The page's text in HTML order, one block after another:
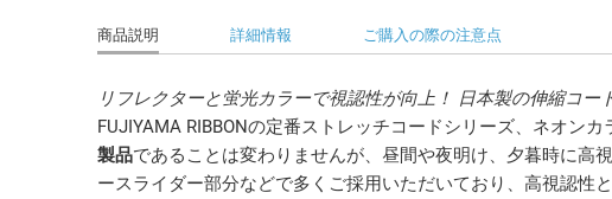
商品説明 詳細情報 ご購入の際の注意点
リフレクターと蛍光カラーで視認性が向上！ 日本製の伸縮コー
FUJIYAMA RIBBONの定番ストレッチコードシリーズ、ネオン
製品であることは変わりませんが、昼間や夜明け、夕暮時に高
ースライダー部分などで多くご採用いただいており、高視認性